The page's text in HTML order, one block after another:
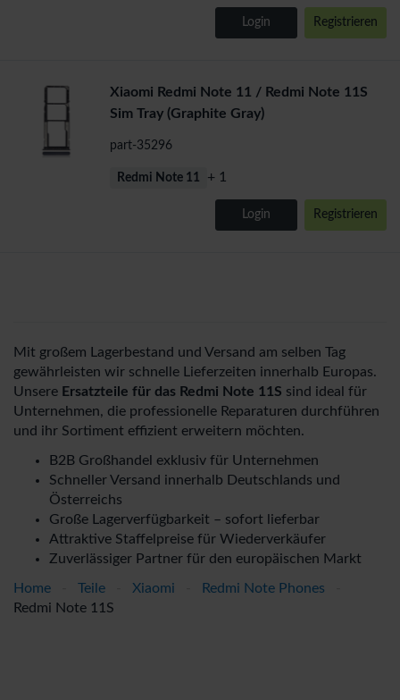
Login Registrieren
Xiaomi Redmi Note 11 / Redmi Note 11S
Sim Tray (Graphite Gray)
part-35296
Redmi Note 11 + 1
Login Registrieren
Mit großem Lagerbestand und Versand am selben Tag
gewährleisten wir schnelle Lieferzeiten innerhalb Europas.
Unsere Ersatzteile für das Redmi Note 11S sind ideal für
Unternehmen, die professionelle Reparaturen durchführen
und ihr Sortiment effizient erweitern möchten.
B2B Großhandel exklusiv für Unternehmen
Schneller Versand innerhalb Deutschlands und
Österreichs
Große Lagerverfügbarkeit – sofort lieferbar
Attraktive Staffelpreise für Wiederverkäufer
Zuverlässiger Partner für den europäischen Markt
Home Teile Xiaomi Redmi Note Phones
Redmi Note 11S